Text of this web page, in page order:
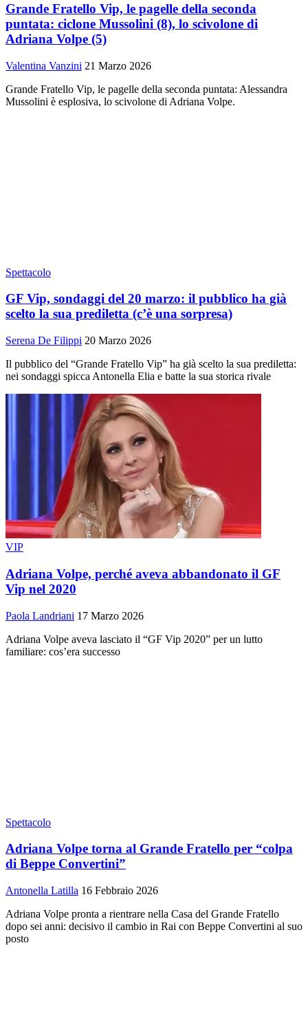
Grande Fratello Vip, le pagelle della seconda
puntata: ciclone Mussolini (8), lo scivolone di
Adriana Volpe (5)
Valentina Vanzini 21 Marzo 2026
Grande Fratello Vip, le pagelle della seconda puntata: Alessandra
Mussolini è esplosiva, lo scivolone di Adriana Volpe.
Spettacolo
GF Vip, sondaggi del 20 marzo: il pubblico ha già
scelto la sua prediletta (c’è una sorpresa)
Serena De Filippi 20 Marzo 2026
Il pubblico del “Grande Fratello Vip” ha già scelto la sua prediletta:
nei sondaggi spicca Antonella Elia e batte la sua storica rivale
VIP
Adriana Volpe, perché aveva abbandonato il GF
Vip nel 2020
Paola Landriani 17 Marzo 2026
Adriana Volpe aveva lasciato il “GF Vip 2020” per un lutto
familiare: cos’era successo
Spettacolo
Adriana Volpe torna al Grande Fratello per “colpa
di Beppe Convertini”
Antonella Latilla 16 Febbraio 2026
Adriana Volpe pronta a rientrare nella Casa del Grande Fratello
dopo sei anni: decisivo il cambio in Rai con Beppe Convertini al suo
posto